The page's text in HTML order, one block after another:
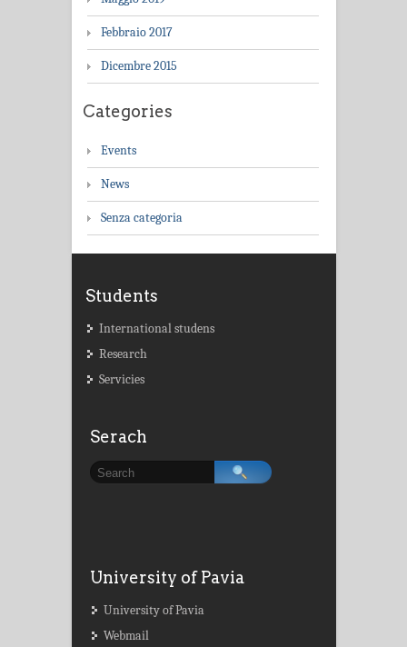
Febbraio 2017
Dicembre 2015
Categories
Events
News
Senza categoria
Students
International studens
Research
Servicies
Serach
University of Pavia
University of Pavia
Webmail